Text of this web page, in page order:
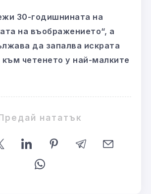
30-годишнината на
на въображението“, а
да запалва искрата
четенето у най-малките
нататък